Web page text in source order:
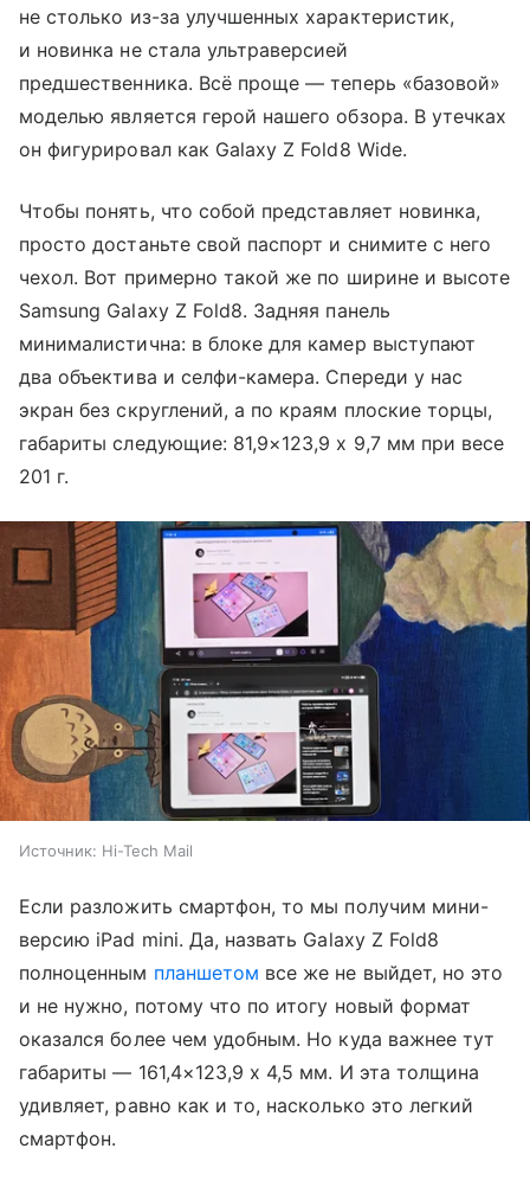
не столько из-за улучшенных характеристик,
и новинка не стала ультраверсией
предшественника. Всё проще — теперь «базовой»
моделью является герой нашего обзора. В утечках
он фигурировал как Galaxy Z Fold8 Wide.
Чтобы понять, что собой представляет новинка,
просто достаньте свой паспорт и снимите с него
чехол. Вот примерно такой же по ширине и высоте
Samsung Galaxy Z Fold8. Задняя панель
минималистична: в блоке для камер выступают
два объектива и селфи-камера. Спереди у нас
экран без скруглений, а по краям плоские торцы,
габариты следующие: 81,9×123,9 х 9,7 мм при весе
201 г.
Источник: Hi-Tech Mail
Если разложить смартфон, то мы получим мини-
версию iPad mini. Да, назвать Galaxy Z Fold8
полноценным планшетом все же не выйдет, но это
и не нужно, потому что по итогу новый формат
оказался более чем удобным. Но куда важнее тут
габариты — 161,4×123,9 x 4,5 мм. И эта толщина
удивляет, равно как и то, насколько это легкий
смартфон.